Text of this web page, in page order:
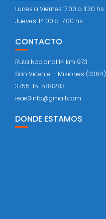
Lunes a Viernes: 7:00 a 11:30 hs
Jueves: 14:00 a 17:00 hs
CONTACTO
Ruta Nacional 14 km 973
San Vicente – Misiones (3364)
3755-15-588283
ieae3info@gmail.com
DONDE ESTAMOS